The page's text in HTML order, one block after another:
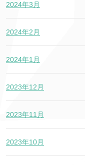
2024年3月
2024年2月
2024年1月
2023年12月
2023年11月
2023年10月